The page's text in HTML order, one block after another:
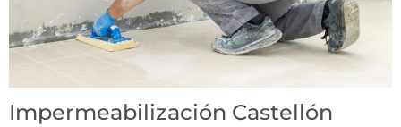
Impermeabilización Castellón